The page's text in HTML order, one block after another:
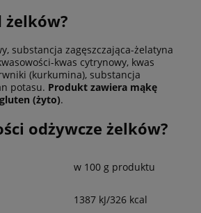
żelków?
substancja zagęszczająca-żelatyna
kwas cytrynowy, kwas
(kurkumina), substancja
potasu. Produkt zawiera mąkę
(żyto).
odżywcze żelków?
w 100 g produktu
1387 kJ/326 kcal